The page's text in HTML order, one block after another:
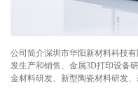
公司简介深圳市华阳新材料科技
发生产和销售、金属3D打印设备
金材料研发、新型陶瓷材料研发